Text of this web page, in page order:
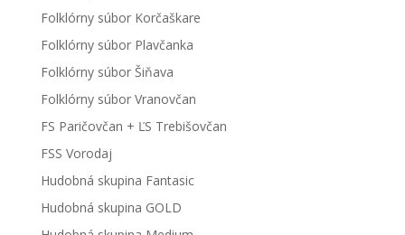
Folklórny súbor Korčaškare
Folklórny súbor Plavčanka
Folklórny súbor Šiňava
Folklórny súbor Vranovčan
FS Paričovčan + ĽS Trebišovčan
FSS Vorodaj
Hudobná skupina Fantasic
Hudobná skupina GOLD